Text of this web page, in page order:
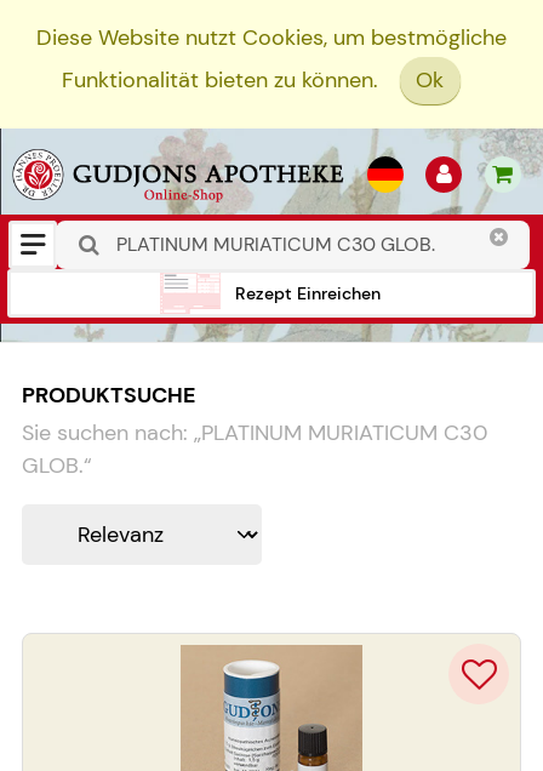
Diese Website nutzt Cookies, um bestmögliche
Funktionalität bieten zu können.
Ok
Rezept Einreichen
PRODUKTSUCHE
Sie suchen nach: „PLATINUM MURIATICUM C30
GLOB.“